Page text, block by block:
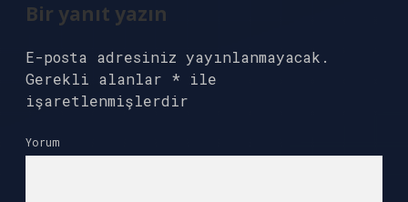
Bir yanıt yazın
E-posta adresiniz yayınlanmayacak.
Gerekli alanlar * ile
işaretlenmişlerdir
Yorum